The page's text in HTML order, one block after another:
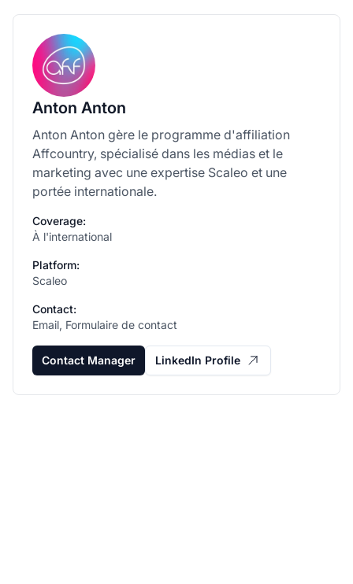
Anton Anton
Anton Anton gère le programme d'affiliation
Affcountry, spécialisé dans les médias et le
marketing avec une expertise Scaleo et une
portée internationale.
Coverage:
À l'international
Platform:
Scaleo
Contact:
Email, Formulaire de contact
Contact Manager LinkedIn Profile